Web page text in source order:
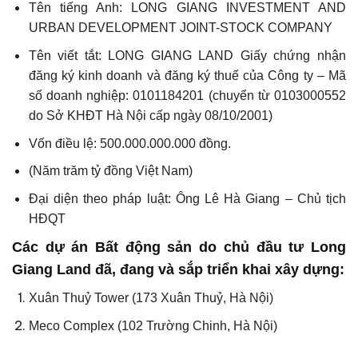
Tên tiếng Anh: LONG GIANG INVESTMENT AND
URBAN DEVELOPMENT JOINT-STOCK COMPANY
Tên viết tắt: LONG GIANG LAND Giấy chứng nhận
đăng ký kinh doanh và đăng ký thuế của Công ty – Mã
số doanh nghiệp: 0101184201 (chuyển từ 0103000552
do Sở KHĐT Hà Nội cấp ngày 08/10/2001)
Vốn điều lệ: 500.000.000.000 đồng.
(Năm trăm tỷ đồng Việt Nam)
Đại diện theo pháp luật: Ông Lê Hà Giang – Chủ tịch
HĐQT
Các dự án Bất động sản do chủ đầu tư Long
Giang Land đã, đang và sắp triển khai xây dựng:
Xuân Thuỷ Tower (173 Xuân Thuỷ, Hà Nội)
Meco Complex (102 Trường Chinh, Hà Nội)